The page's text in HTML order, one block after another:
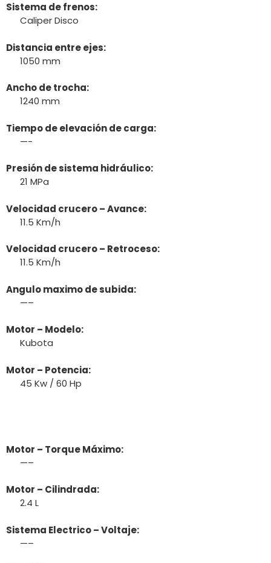
Sistema de frenos:
Caliper Disco
Distancia entre ejes:
1050 mm
Ancho de trocha:
1240 mm
Tiempo de elevación de carga:
—-
Presión de sistema hidráulico:
21 MPa
Velocidad crucero – Avance:
11.5 Km/h
Velocidad crucero – Retroceso:
11.5 Km/h
Angulo maximo de subida:
—–
Motor – Modelo:
Kubota
Motor – Potencia:
45 Kw / 60 Hp
Motor – Torque Máximo:
—–
Motor – Cilindrada:
2.4 L
Sistema Electrico – Voltaje:
—–